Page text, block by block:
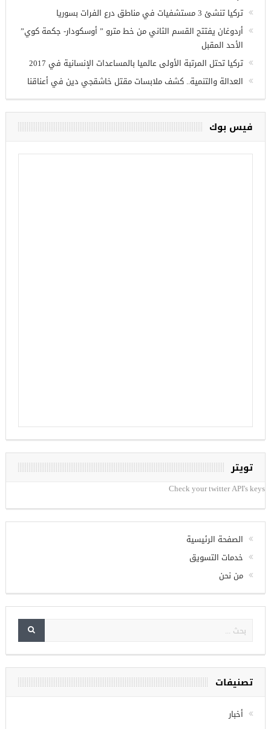
وزير الدفاع التركي يبحث مع نظيره الروسي القضايا الأمنية
الإقليمية
تركيا تنشئ 3 مستشفيات في مناطق درع الفرات بسوريا
أردوغان يفتتح القسم الثاني من خط مترو ” أوسكودار- جكمة كوي”
الأحد المقبل
العدالة والتنمية.. كشف ملابسات مقتل خاشقجي دين في أعناقنا
فيس بوك
Check your twitter API's keys
الصفحة الرئيسية
من نحن
تصنيفات